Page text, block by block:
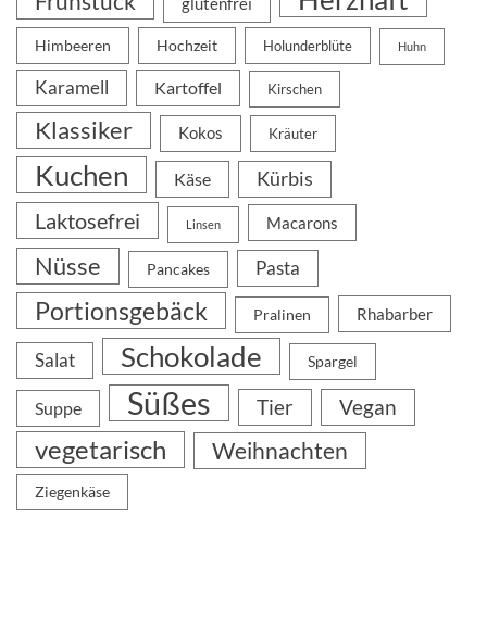
glutenfrei
Himbeeren Hochzeit Holunderblüte Huhn
Karamell Kartoffel Kirschen
Klassiker Kokos Kräuter
Kuchen Käse Kürbis
Laktosefrei Linsen Macarons
Nüsse Pancakes Pasta
Portionsgebäck Pralinen Rhabarber
Salat Schokolade Spargel
Suppe Süßes Tier Vegan
vegetarisch Weihnachten
Ziegenkäse